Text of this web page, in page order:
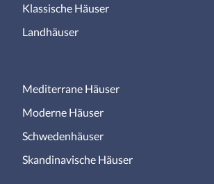
Klassische Häuser
Landhäuser
Mediterrane Häuser
Moderne Häuser
Schwedenhäuser
Skandinavische Häuser